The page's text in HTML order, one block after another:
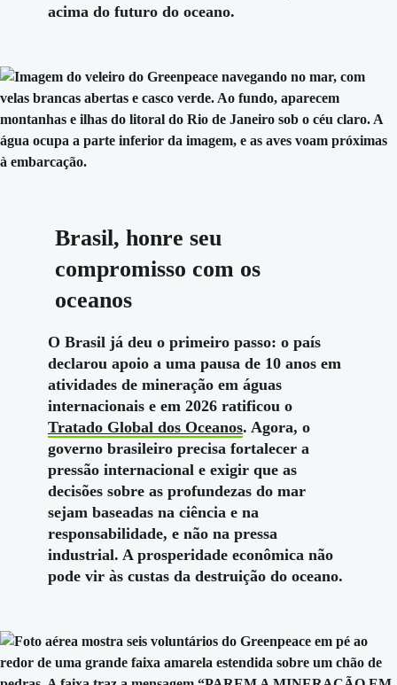
acima do futuro do oceano.
Brasil, honre seu
compromisso com os
oceanos
O Brasil já deu o primeiro passo: o país
declarou apoio a uma pausa de 10 anos em
atividades de mineração em águas
internacionais e em 2026 ratificou o
Tratado Global dos Oceanos. Agora, o
governo brasileiro precisa fortalecer a
pressão internacional e exigir que as
decisões sobre as profundezas do mar
sejam baseadas na ciência e na
responsabilidade, e não na pressa
industrial. A prosperidade econômica não
pode vir às custas da destruição do oceano.